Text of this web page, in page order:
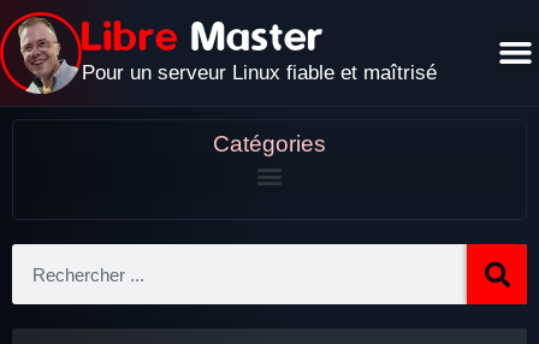
Pour un serveur Linux fiable et maîtrisé
Catégories